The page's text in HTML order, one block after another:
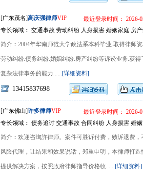
[广东茂名]高庆强律师VIP
最近登录时间： 2026-
专长领域： 交通事故 劳动纠纷 人身损害 婚姻家庭 房
简介：2004年华南师范大学政法系本科毕业.取得律师
劳动纠纷.债务纠纷.婚姻纠纷.房产纠纷等诉讼业务.获
复杂法律事务的能力......[详细资料]
13415837698
[广东佛山]许多律师VIP
最近登录时间： 2026-
专长领域： 债务追讨 交通事故 合同纠纷 人身损害 婚
简介：欢迎咨询許律师。案件可胜诉付费，败诉退费
风险代理，让结果和效果说话，郑重申明，本律师打
提供解决方案，按照政府律师指导价格收......[详细资料]